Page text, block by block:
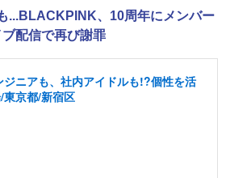
...BLACKPINK、10周年にメンバー
配信で再び謝罪
ニアも、社内アイドルも!?個性を活
京都/新宿区